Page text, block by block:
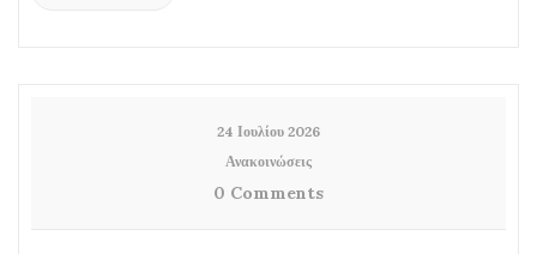
24 Ιουλίου 2026
Ανακοινώσεις
0 Comments